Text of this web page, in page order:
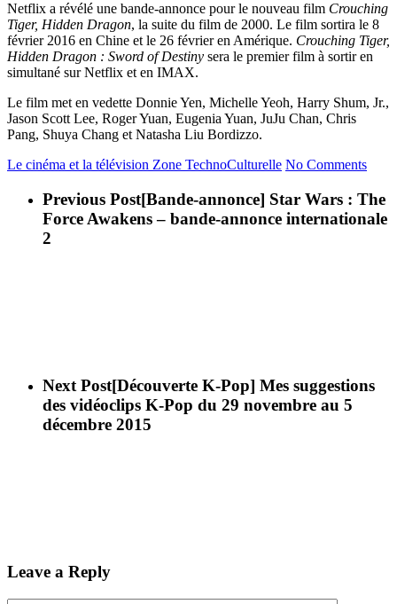
Netflix a révélé une bande-annonce pour le nouveau film Crouching
Tiger, Hidden Dragon, la suite du film de 2000. Le film sortira le 8
février 2016 en Chine et le 26 février en Amérique. Crouching Tiger,
Hidden Dragon : Sword of Destiny sera le premier film à sortir en
simultané sur Netflix et en IMAX.
Le film met en vedette Donnie Yen, Michelle Yeoh, Harry Shum, Jr.,
Jason Scott Lee, Roger Yuan, Eugenia Yuan, JuJu Chan, Chris
Pang, Shuya Chang et Natasha Liu Bordizzo.
Le cinéma et la télévision Zone TechnoCulturelle No Comments
Previous Post[Bande-annonce] Star Wars : The
Force Awakens – bande-annonce internationale
2
Next Post[Découverte K-Pop] Mes suggestions
des vidéoclips K-Pop du 29 novembre au 5
décembre 2015
Leave a Reply